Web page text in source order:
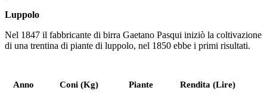
Luppolo
Nel 1847 il fabbricante di birra Gaetano Pasqui iniziò la coltivazione
di una trentina di piante di luppolo, nel 1850 ebbe i primi risultati.
Anno Coni (Kg) Piante Rendita (Lire)